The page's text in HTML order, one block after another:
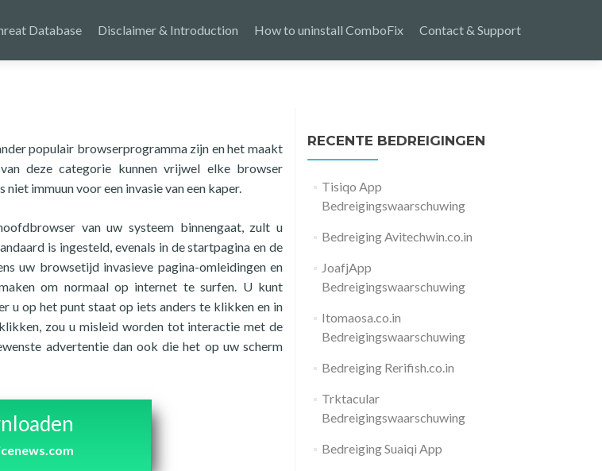
Database Disclaimer & Introduction How to uninstall ComboFix Contact & Support
populair browserprogramma zijn en het maakt
deze categorie kunnen vrijwel elke browser
immuun voor een invasie van een kaper.
van uw systeem binnengaat, zult u
is ingesteld, evenals in de startpagina en de
uw browsetijd invasieve pagina-omleidingen en
om normaal op internet te surfen. U kunt
u op het punt staat op iets anders te klikken en in
zou u misleid worden tot interactie met de
advertentie dan ook die het op uw scherm
RECENTE BEDREIGINGEN
Tisiqo App
Bedreigingswaarschuwing
Bedreiging Avitechwin.co.in
JoafjApp
Bedreigingswaarschuwing
Itomaosa.co.in
Bedreigingswaarschuwing
Bedreiging Rerifish.co.in
Trktacular
Bedreigingswaarschuwing
Bedreiging Suaiqi App